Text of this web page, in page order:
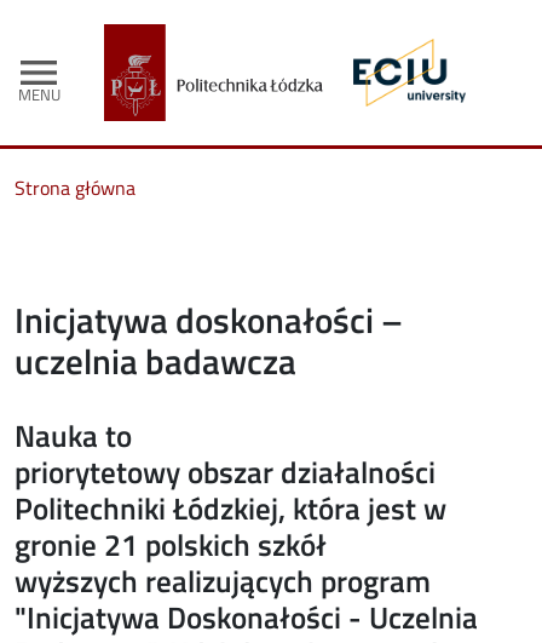
menu
MENU
Strona główna
Inicjatywa doskonałości –
uczelnia badawcza
Nauka to
priorytetowy obszar działalności
Politechniki Łódzkiej, która jest w
gronie 21 polskich szkół
wyższych realizujących program
"Inicjatywa Doskonałości - Uczelnia